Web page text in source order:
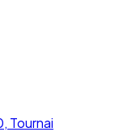
Tournai